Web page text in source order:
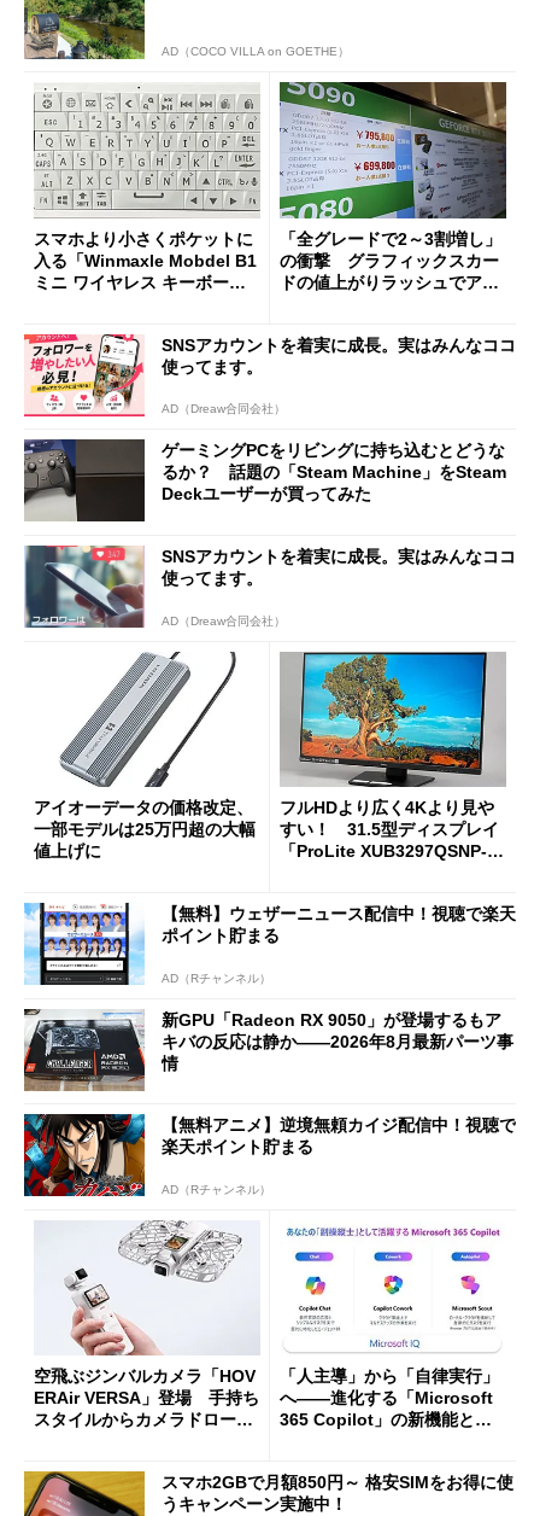
AD（COCO VILLA on GOETHE）
スマホより小さくポケットに
入る「Winmaxle Mobdel B1
ミニ ワイヤレス キーボー
「全グレードで2～3割増し」
の衝撃 グラフィックスカー
ドの値上がりラッシュでアキ
SNSアカウントを着実に成長。実はみんなココ
使ってます。
AD（Dreaw合同会社）
ゲーミングPCをリビングに持ち込むとどうな
るか？ 話題の「Steam Machine」をSteam
Deckユーザーが買ってみた
SNSアカウントを着実に成長。実はみんなココ
使ってます。
AD（Dreaw合同会社）
アイオーデータの価格改定、
一部モデルは25万円超の大幅
値上げに
フルHDより広く4Kより見や
すい！ 31.5型ディスプレイ
「ProLite XUB3297QSNP-B
【無料】ウェザーニュース配信中！視聴で楽天
ポイント貯まる
AD（Rチャンネル）
新GPU「Radeon RX 9050」が登場するもア
キバの反応は静か――2026年8月最新パーツ事
情
【無料アニメ】逆境無頼カイジ配信中！視聴で
楽天ポイント貯まる
AD（Rチャンネル）
空飛ぶジンバルカメラ「HOV
ERAir VERSA」登場 手持ち
スタイルからカメラドローン
「人主導」から「自律実行」
へ――進化する「Microsoft
365 Copilot」の新機能とエ
スマホ2GBで月額850円～ 格安SIMをお得に使
うキャンペーン実施中！